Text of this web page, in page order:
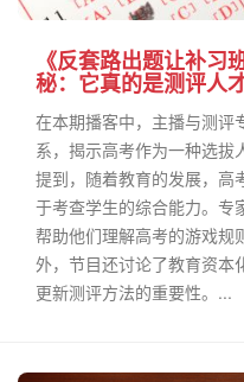
《反套路出题让补习
秘：它真的是测评人
在本期播客中，主播与测评
系，揭示高考作为一种选拔
提到，随着教育的发展，高
于考查学生的综合能力。专
帮助他们理解高考的游戏规
外，节目还讨论了教育资本
更新测评方法的重要性。...